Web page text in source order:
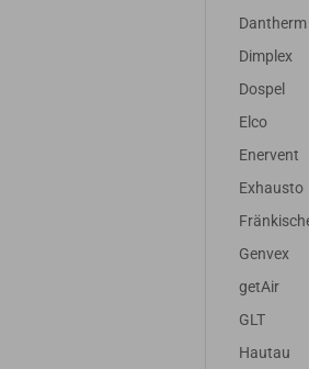
Dantherm
Dimplex
Dospel
Elco
Enervent
Exhausto
Genvex
getAir
GLT
Hautau